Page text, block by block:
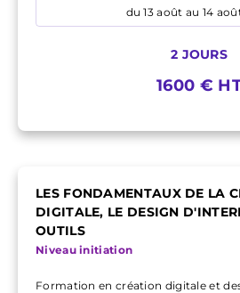
du 13 août au 14
2 JOURS
1600 €
LES FONDAMENTAUX DE LA
DIGITALE, LE DESIGN
OUTILS
Niveau initiation
Formation en création digitale et